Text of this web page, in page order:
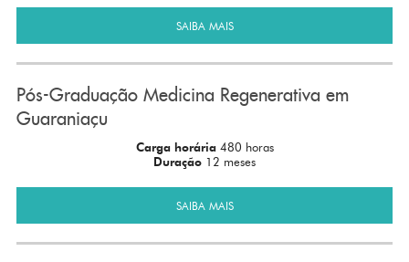
SAIBA MAIS
Pós-Graduação Medicina Regenerativa em
Guaraniaçu
Carga horária 480 horas
Duração 12 meses
SAIBA MAIS